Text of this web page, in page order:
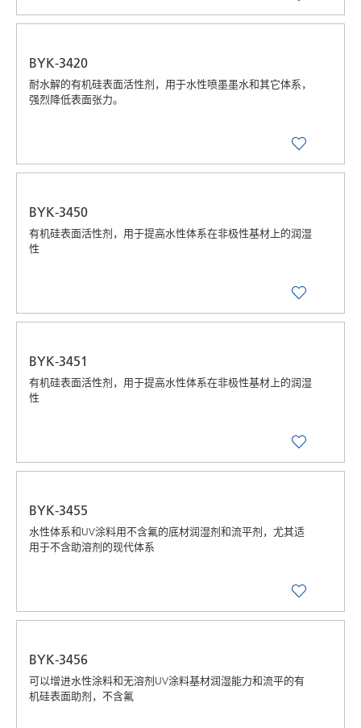
BYK-3420
耐水解的有机硅表面活性剂，用于水性喷墨墨水和其它体系，
强烈降低表面张力。
BYK-3450
有机硅表面活性剂，用于提高水性体系在非极性基材上的润湿
性
BYK-3451
有机硅表面活性剂，用于提高水性体系在非极性基材上的润湿
性
BYK-3455
水性体系和UV涂料用不含氟的底材润湿剂和流平剂，尤其适
用于不含助溶剂的现代体系
BYK-3456
可以增进水性涂料和无溶剂UV涂料基材润湿能力和流平的有
机硅表面助剂，不含氟